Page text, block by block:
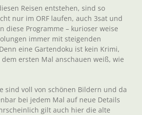
Reisen entstehen, sind so
nur im ORF laufen, auch 3sat und
diese Programme – kurioser weise
immer mit steigenden
eine Gartendoku ist kein Krimi,
ersten Mal anschauen weiß, wie
sind voll von schönen Bildern und da
bei jedem Mal auf neue Details
gilt auch hier die alte